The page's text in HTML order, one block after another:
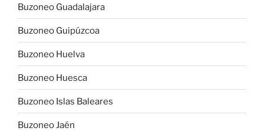
Buzoneo Guadalajara
Buzoneo Guipúzcoa
Buzoneo Huelva
Buzoneo Huesca
Buzoneo Islas Baleares
Buzoneo Jaén